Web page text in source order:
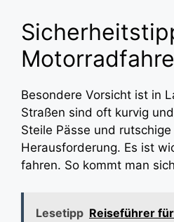
Besondere Vorsicht ist in
Straßen sind oft kurvig
Steile Pässe und
Herausforderung. Es ist
fahren. So kommt man
Lesetipp Reiseführer